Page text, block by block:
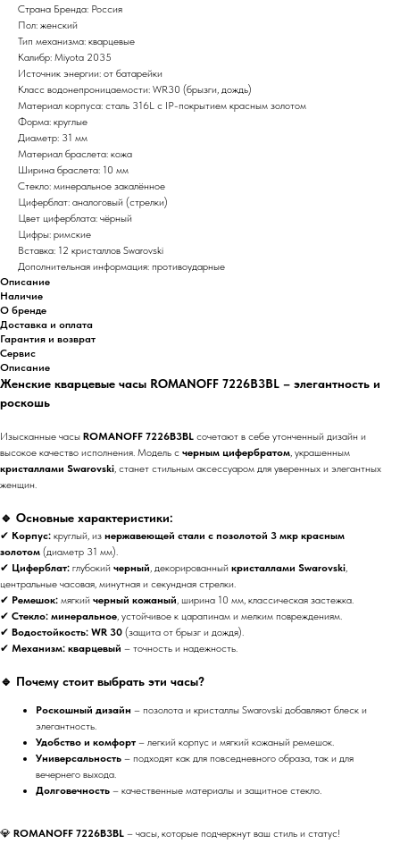
Страна Бренда: Россия
Пол: женский
Тип механизма: кварцевые
Калибр: Miyota 2035
Источник энергии: от батарейки
Класс водонепроницаемости: WR30 (брызги, дождь)
Материал корпуса: сталь 316L с IP-покрытием красным золотом
Форма: круглые
Диаметр: 31 мм
Материал браслета: кожа
Ширина браслета: 10 мм
Стекло: минеральное закалённое
Циферблат: аналоговый (стрелки)
Цвет циферблата: чёрный
Цифры: римские
Вставка: 12 кристаллов Swarovski
Дополнительная информация: противоударные
Описание
Наличие
О бренде
Доставка и оплата
Гарантия и возврат
Сервис
Описание
Женские кварцевые часы ROMANOFF 7226B3BL – элегантность и
роскошь
Изысканные часы ROMANOFF 7226B3BL сочетают в себе утонченный дизайн и
высокое качество исполнения. Модель с черным цифербратом, украшенным
кристаллами Swarovski, станет стильным аксессуаром для уверенных и элегантных
женщин.
🔹 Основные характеристики:
✔ Корпус: круглый, из нержавеющей стали с позолотой 3 мкр красным
золотом (диаметр 31 мм).
✔ Циферблат: глубокий черный, декорированный кристаллами Swarovski,
центральные часовая, минутная и секундная стрелки.
✔ Ремешок: мягкий черный кожаный, ширина 10 мм, классическая застежка.
✔ Стекло: минеральное, устойчивое к царапинам и мелким повреждениям.
✔ Водостойкость: WR 30 (защита от брызг и дождя).
✔ Механизм: кварцевый – точность и надежность.
🔹 Почему стоит выбрать эти часы?
Роскошный дизайн – позолота и кристаллы Swarovski добавляют блеск и
элегантность.
Удобство и комфорт – легкий корпус и мягкий кожаный ремешок.
Универсальность – подходят как для повседневного образа, так и для
вечернего выхода.
Долговечность – качественные материалы и защитное стекло.
💎 ROMANOFF 7226B3BL – часы, которые подчеркнут ваш стиль и статус!